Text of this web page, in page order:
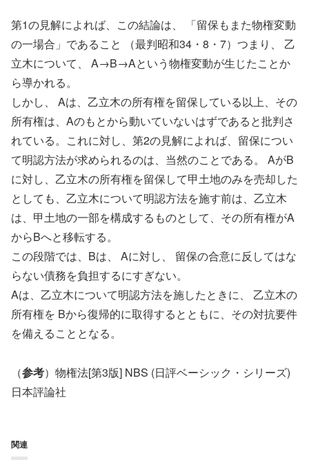
第1の見解によれば、この結論は、 「留保もまた物権変動
の一場合」であること （最判昭和34・8・7）つまり、 乙
立木について、 A→B→Aという物権変動が生じたことか
ら導かれる。
しかし、 Aは、乙立木の所有権を留保している以上、その
所有権は、Aのもとから動いていないはずであると批判さ
れている。これに対し、第2の見解によれば、留保につい
て明認方法が求められるのは、当然のことである。 AがB
に対し、乙立木の所有権を留保して甲土地のみを売却した
としても、乙立木について明認方法を施す前は、乙立木
は、甲土地の一部を構成するものとして、その所有権がA
からBへと移転する。
この段階では、Bは、 Aに対し、 留保の合意に反してはな
らない債務を負担するにすぎない。
Aは、乙立木について明認方法を施したときに、 乙立木の
所有権を Bから復帰的に取得するとともに、その対抗要件
を備えることとなる。
（参考）物権法[第3版] NBS (日評ベーシック・シリーズ)
日本評論社
関連